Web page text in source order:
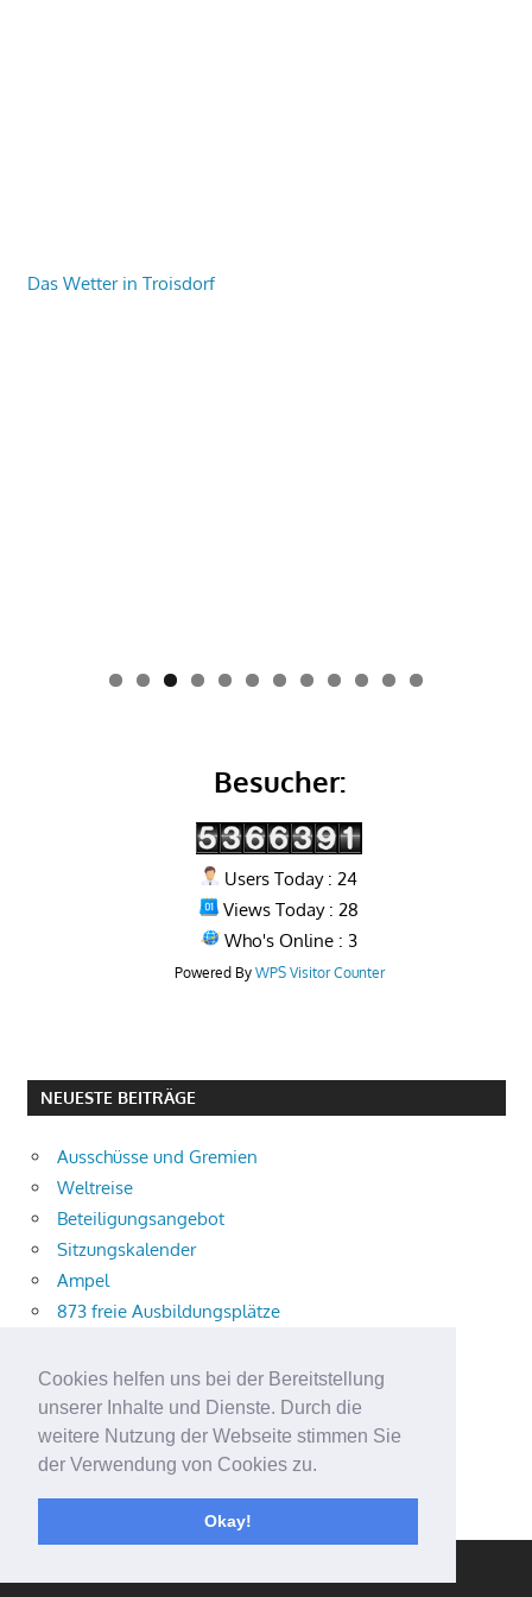
Cookies helfen uns bei der Bereitstellung
unserer Inhalte und Dienste. Durch die
weitere Nutzung der Webseite stimmen Sie
der Verwendung von Cookies zu.
Okay!
Das Wetter in Troisdorf
0 1 2
Besucher:
Users Today : 24
Views Today : 28
Who's Online : 3
Powered By WPS Visitor Counter
NEUESTE BEITRÄGE
Ausschüsse und Gremien
Weltreise
Beteiligungsangebot
Sitzungskalender
Ampel
873 freie Ausbildungsplätze
Aktuelle Verkehrsmeldungen
Terracliff
Wärmeplanung
Demokratie-Tag 2026
Neuer Jahrgang